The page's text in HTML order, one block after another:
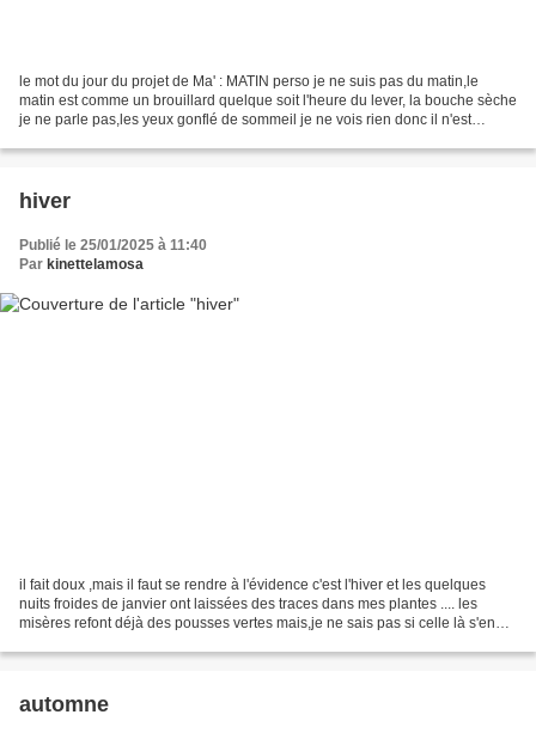
le mot du jour du projet de Ma' : MATIN perso je ne suis pas du matin,le
matin est comme un brouillard quelque soit l'heure du lever, la bouche sèche
je ne parle pas,les yeux gonflé de sommeil je ne vois rien donc il n'est
hiver
Publié le 25/01/2025 à 11:40
Par kinettelamosa
il fait doux ,mais il faut se rendre à l'évidence c'est l'hiver et les quelques
nuits froides de janvier ont laissées des traces dans mes plantes .... les
misères refont déjà des pousses vertes mais,je ne sais pas si celle là s'en
automne